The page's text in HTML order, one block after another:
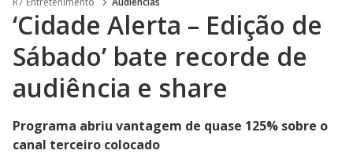
‘Cidade Alerta – Edição de
Sábado’ bate recorde de
audiência e share
Programa abriu vantagem de quase 125% sobre o
canal terceiro colocado